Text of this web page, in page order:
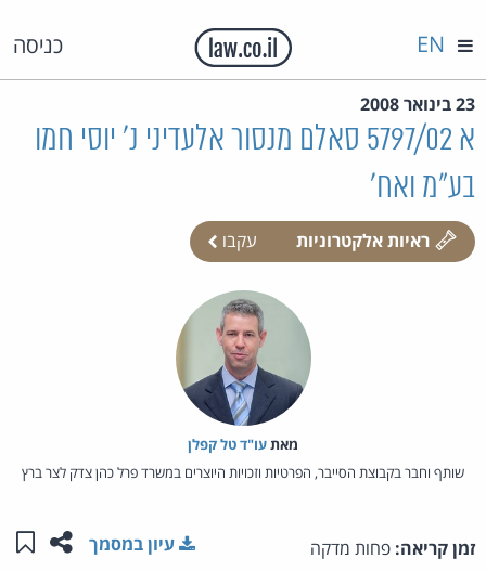
כניסה EN
23 בינואר 2008
א 5797/02 סאלם מנסור אלעדיני נ' יוסי חמו
בע"מ ואח'
ראיות אלקטרוניות עקבו
מאת‏עו"ד טל קפלן
שותף וחבר בקבוצת הסייבר, הפרטיות וזכויות היוצרים במשרד פרל כהן צדק לצר ברץ
זמן קריאה: פחות מדקה שתפו
עיון במסמך